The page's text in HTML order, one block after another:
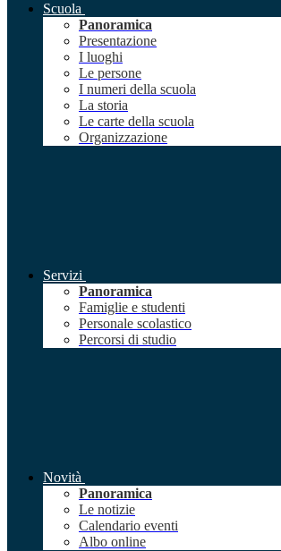
Scuola
Panoramica
Presentazione
I luoghi
Le persone
I numeri della scuola
La storia
Le carte della scuola
Organizzazione
Servizi
Panoramica
Famiglie e studenti
Personale scolastico
Percorsi di studio
Novità
Panoramica
Le notizie
Calendario eventi
Albo online